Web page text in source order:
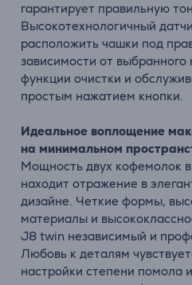
гарантирует правильную
Высокотехнологичный
расположить чашки под
зависимости от выбранного
функции очистки и
простым нажатием кнопки.
Идеальное воплощение
на минимальном
Мощность двух кофемолок
находит отражение в
дизайне. Четкие формы,
материалы и
J8 twin независимый и
Любовь к деталям
настройки степени помола